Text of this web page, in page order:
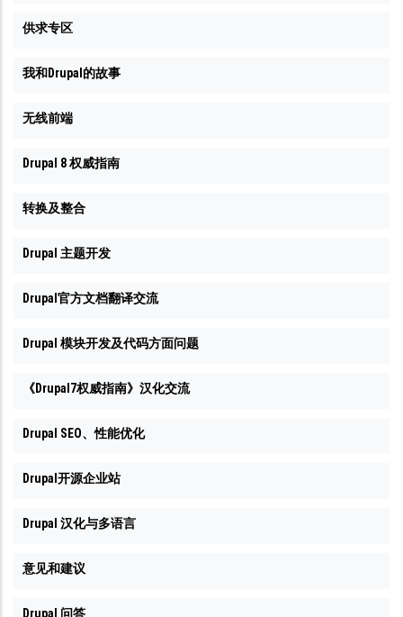
供求专区
我和Drupal的故事
无线前端
Drupal 8 权威指南
转换及整合
Drupal 主题开发
Drupal官方文档翻译交流
Drupal 模块开发及代码方面问题
《Drupal7权威指南》汉化交流
Drupal SEO、性能优化
Drupal开源企业站
Drupal 汉化与多语言
意见和建议
Drupal 问答